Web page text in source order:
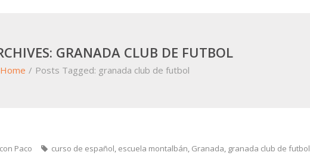
GRANADA CLUB DE FUTBOL
Home / Posts Tagged: granada club de futbol
Paco curso de español, escuela montalbán, Granada, granada club de futbol